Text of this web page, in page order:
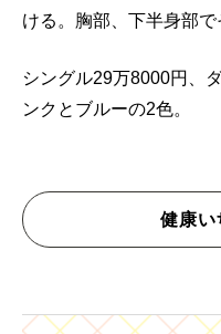
ける。胸部、下半身部で
シングル29万8000円、
ンクとブルーの2色。
健康い